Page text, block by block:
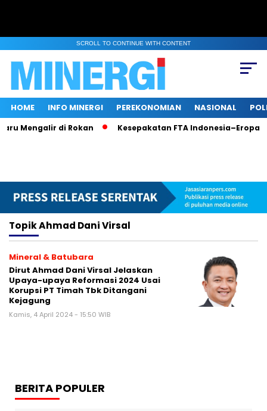
SCROLL TO CONTINUE WITH CONTENT
HOME INFO MINERGI PEREKONOMIAN NASIONAL
Mengalir di Rokan Kesepakatan FTA Indonesia–Eropa:
TopikAhmad Dani Virsal
Mineral & Batubara
Dirut Ahmad Dani Virsal Jelaskan
Upaya-upaya Reformasi 2024 Usai
Korupsi PT Timah Tbk Ditangani
Kejagung
Kamis, 4 April 2024 - 15:50 WIB
BERITA POPULER